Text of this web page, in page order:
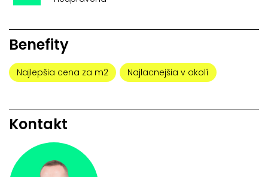
Benefity
Najlepšia cena za m2 Najlacnejšia v okolí
Kontakt